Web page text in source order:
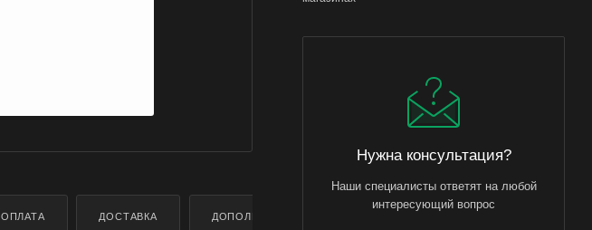
ОПЛАТА ДОСТАВКА ДОПОЛНИТЕЛЬНО
Нужна консультация?
Наши специалисты ответят на любой
интересующий вопрос